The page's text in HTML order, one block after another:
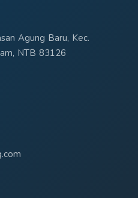
Agung Baru, Kec.
NTB 83126